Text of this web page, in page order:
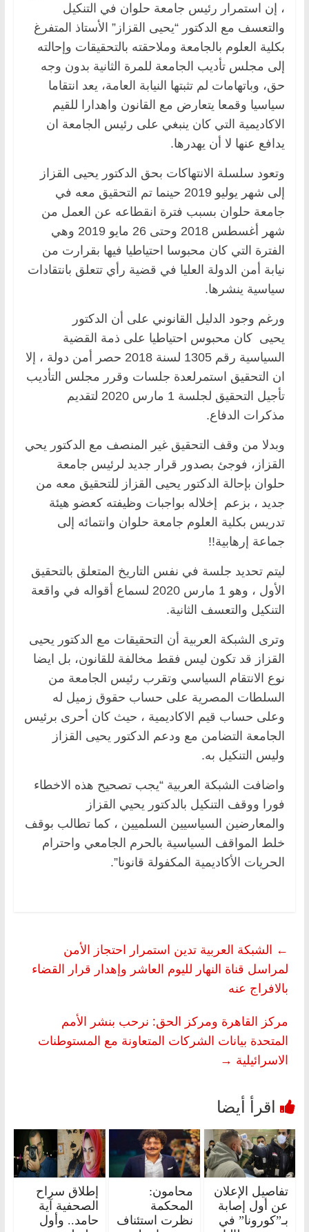
، إن استمرار رئيس جامعة حلوان في التنكيل
والتعسف مع الدكتور “يحيى القزاز” الأستاذ المتفرغ
بكلية العلوم بالجامعة وملاحقته بالتحقيقات وإحالته
إلى مجلس تأديب الجامعة للمرة الثانية بدون وجه
حق، وباتهامات لم تثبتها النيابة العامة، يعد انتقاما
سياسيا وقمعا يتعارض مع القانون واهدارا للقيم
الاكاديمية التي كان ينبغي على رئيس الجامعة ان
يدافع عنها لا أن يهدرها.
وتعود سلسلة الانتهاكات بحق الدكتور يحيى القزاز
إلى شهر يوليو 2019 حينما تم التحقيق معه في
جامعة حلوان بسبب فترة انقطاعه عن العمل من
شهر أغسطس 2018 وحتى 26 مايو 2019 وهي
الفترة التي كان محبوسا احتياطيا فيها بقرارت من
نيابة أمن الدولة العليا في قضية رأي تتعلق بانتقادات
سياسية ينشرها.
ورغم وجود الدليل القانوني على أن الدكتور
يحيى كان محبوس احتياطيا على ذمة القضية
السياسية رقم 1305 لسنة 2018 حصر أمن دولة ، إلا
ان التحقيق استمرلعدة جلسات وقرر مجلس التأديب
تأجيل التحقيق لجلسة 1 مارس 2020 لتقديم
مذكرات الدفاع.
وبدلا من وقف التحقيق غير المنصف مع الدكتور يحي
القزاز، فوجئ بصدور قرار جديد لرئيس جامعة
حلوان بإحالة الدكتور يحيى القزاز للتحقيق معه من
جديد ، بزعم إخلاله بواجبات وظيفته كعضو هيئة
تدريس بكلية العلوم جامعة حلوان وانتمائه إلى
جماعة إرهابية!!
ليتم تحديد جلسة في نفس التاريخ المتعلق بالتحقيق
الأول ، وهو 1 مارس 2020 لسماع أقواله في واقعة
التنكيل والتعسف الثانية.
وترى الشبكة العربية أن التحقيقات مع الدكتور يحيى
القزاز قد تكون ليس فقط مخالفة للقانون، بل ايضا
نوع الانتقام السياسي وتقرب رئيس الجامعة من
السلطات المصرية على حساب حقوق زميل له
وعلى حساب قيم الاكاديمية ، حيث كان أحرى برئيس
الجامعة التضامن مع ودعم الدكتور يحيى القزاز
وليس التنكيل به.
واضافت الشبكة العربية “يجب تصحيح هذه الاخطاء
فورا ووقف التنكيل بالدكتور يحيي القزاز
والمعارضين السياسيين السلميين ، كما تطالب بوقف
خلط المواقف السياسية بالحرم الجامعي واحترام
الحريات الأكاديمية المكفولة قانونا”.
← الشبكة العربية تدين استمرار احتجاز الأمن
لمراسل قناة النهار لليوم العاشر وإهدار قرار القضاء
بالافراج عنه
مركز القاهرة ومركز الحق: نرحب بنشر الأمم
المتحدة بيانات الشركات المتعاونة مع المستوطنات
الاسرائيلية →
تفاصيل الإعلان
عن أول إصابة
بـ”كورونا” في
محامون:
المحكمة
نظرت استئناف
إطلاق سراح
الصحفية آية
حامد.. وأول